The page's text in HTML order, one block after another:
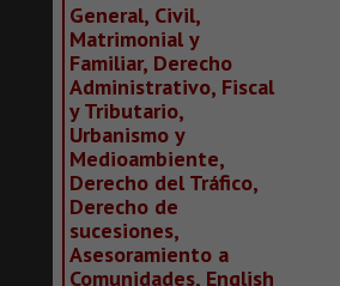
General, Civil,
Matrimonial y
Familiar, Derecho
Administrativo, Fiscal
y Tributario,
Urbanismo y
Medioambiente,
Derecho del Tráfico,
Derecho de
sucesiones,
Asesoramiento a
Comunidades, English